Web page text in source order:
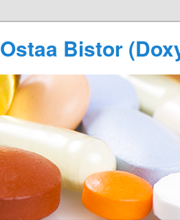
Ostaa Bistor